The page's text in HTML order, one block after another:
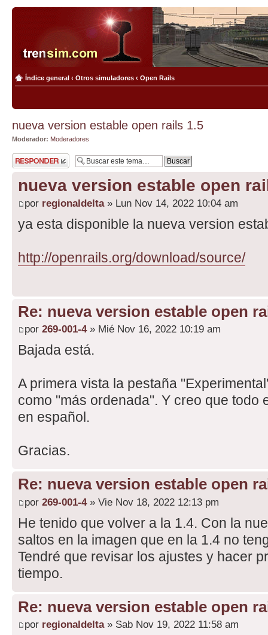
Índice general ‹ Otros simuladores ‹ Open Rails
nueva version estable open rails 1.5
Moderador: Moderadores
Publicar una
respuesta
nueva version estable open
por regionaldelta» Lun Nov 14, 2022 10:04 am
ya esta disponible la nueva version
http://openrails.org/download/source/
Re: nueva version estable open
por 269-001-4» Mié Nov 16, 2022 10:19 am
Bajada está.
A primera vista la pestaña
como "más ordenada". Y creo que todo
en español.
Gracias.
Re: nueva version estable open
por 269-001-4» Vie Nov 18, 2022 12:13 pm
He tenido que volver a la 1.4. Con la
saltos en la imagen que en la 1.4 no
Tendré que revisar los ajustes y hacer
tiempo.
Re: nueva version estable open
por regionaldelta» Sab Nov 19, 2022 11:58 am